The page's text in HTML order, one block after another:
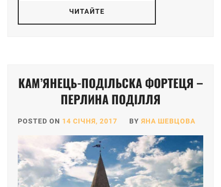
ЧИТАЙТЕ
КАМ’ЯНЕЦЬ-ПОДІЛЬСКА ФОРТЕЦЯ –
ПЕРЛИНА ПОДІЛЛЯ
POSTED ON 14 СІЧНЯ, 2017 BY ЯНА ШЕВЦОВА